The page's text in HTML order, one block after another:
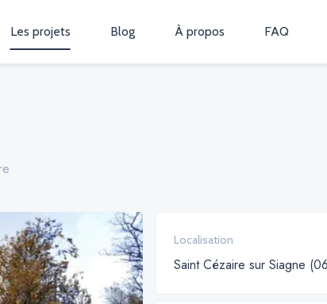
Les projets Blog À propos FAQ
Localisation
Saint Cézaire sur Siagne